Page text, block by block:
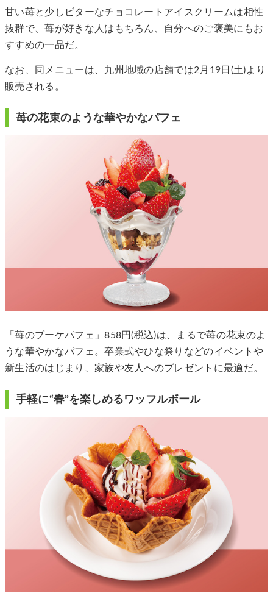
甘い苺と少しビターなチョコレートアイスクリームは相性
抜群で、苺が好きな人はもちろん、自分へのご褒美にもお
すすめの一品だ。
なお、同メニューは、九州地域の店舗では2月19日(土)より
販売される。
苺の花束のような華やかなパフェ
「苺のブーケパフェ」858円(税込)は、まるで苺の花束のよ
うな華やかなパフェ。卒業式やひな祭りなどのイベントや
新生活のはじまり、家族や友人へのプレゼントに最適だ。
手軽に“春”を楽しめるワッフルボール